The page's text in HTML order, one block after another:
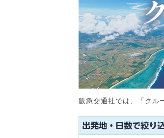
阪急交通社では、「クル